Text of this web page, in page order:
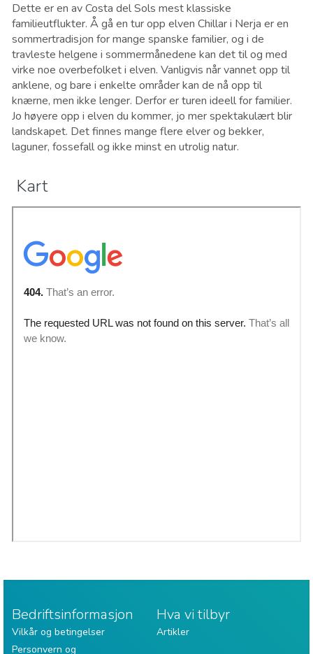
Dette er en av Costa del Sols mest klassiske
familieutflukter. Å gå en tur opp elven Chillar i Nerja er en
sommertradisjon for mange spanske familier, og i de
travleste helgene i sommermånedene kan det til og med
virke noe overbefolket i elven. Vanligvis når vannet opp til
anklene, og bare i enkelte områder kan de nå opp til
knærne, men ikke lenger. Derfor er turen ideell for familier.
Jo høyere opp i elven du kommer, jo mer spektakulært blir
landskapet. Det finnes mange flere elver og bekker,
laguner, fossefall og ikke minst en utrolig natur.
Kart
Bedriftsinformasjon
Vilkår og betingelser
Personvern og
Hva vi tilbyr
Artikler